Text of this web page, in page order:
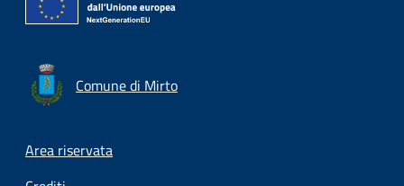
Comune di Mirto
Footer menu
Area riservata